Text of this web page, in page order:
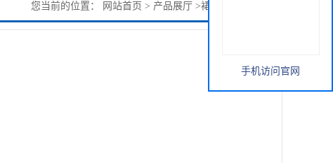
您当前的位置： 网站首页 > 产品展厅 >裙带菜提取物 直销
手机访问官网